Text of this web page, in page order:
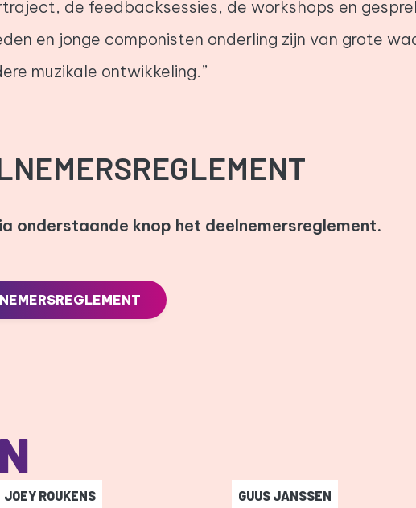
de feedbacksessies, de workshops en
en jonge componisten onderling zijn van grote
muzikale ontwikkeling.”
onderstaande knop het deelnemersreglement.
JOEY ROUKENS GUUS JANSSEN